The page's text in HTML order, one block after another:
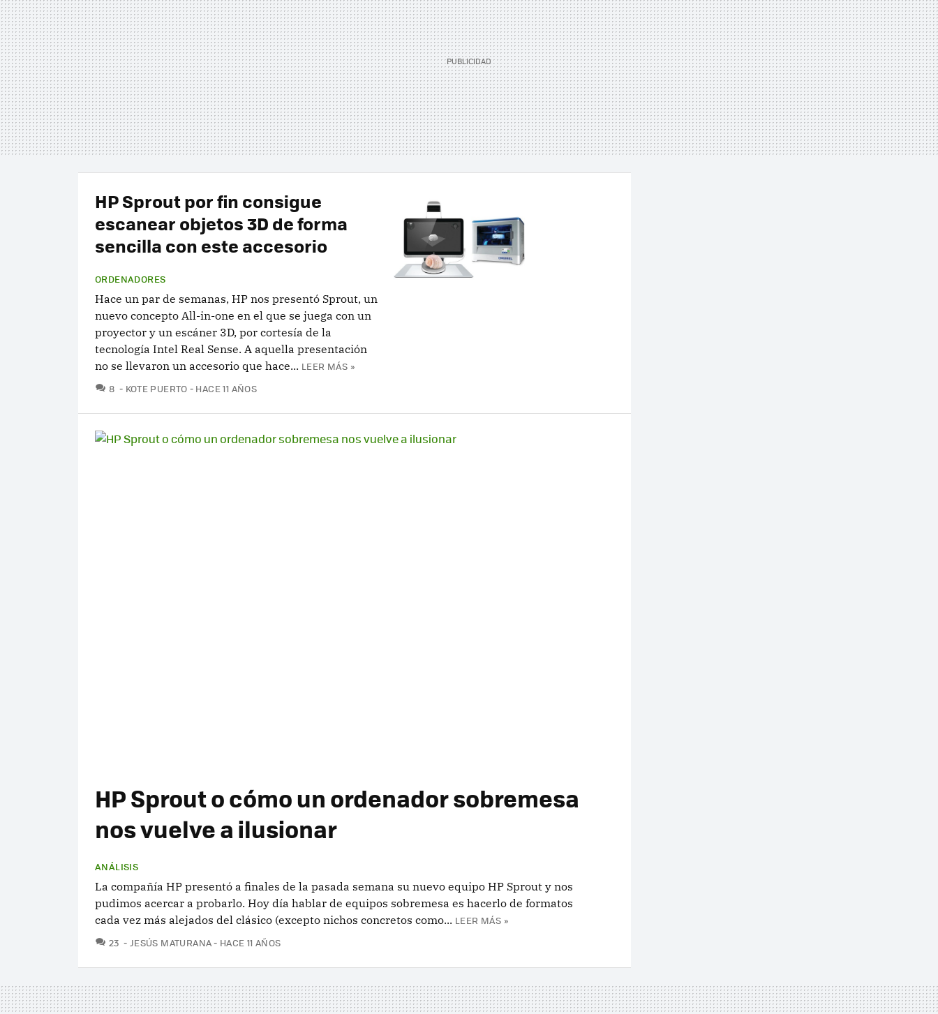
HP Sprout por fin consigue
escanear objetos 3D de forma
sencilla con este accesorio
ORDENADORES
Hace un par de semanas, HP nos presentó Sprout, un
nuevo concepto All-in-one en el que se juega con un
proyector y un escáner 3D, por cortesía de la
tecnología Intel Real Sense. A aquella presentación
no se llevaron un accesorio que hace... LEER MÁS »
8 COMENTARIOS
KOTE PUERTO HACE 11 AÑOS
HP Sprout o cómo un ordenador sobremesa
nos vuelve a ilusionar
ANÁLISIS
La compañía HP presentó a finales de la pasada semana su nuevo equipo HP Sprout y nos
pudimos acercar a probarlo. Hoy día hablar de equipos sobremesa es hacerlo de formatos
cada vez más alejados del clásico (excepto nichos concretos como... LEER MÁS »
23 COMENTARIOS
JESÚS MATURANA HACE 11 AÑOS